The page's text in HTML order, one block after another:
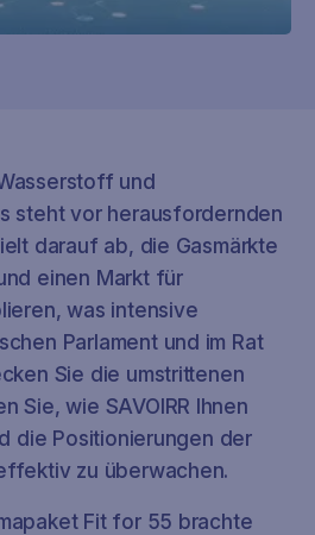
und
steht vor herausfordernden
darauf ab, die Gasmärkte
einen Markt für
was intensive
Parlament und im Rat
Sie die umstrittenen
Sie, wie SAVOIRR Ihnen
die Positionierungen der
zu überwachen.
Fit for 55 brachte